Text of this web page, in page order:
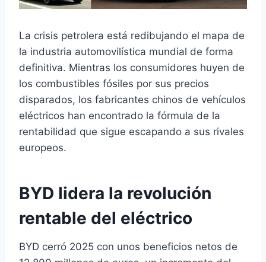
La crisis petrolera está redibujando el mapa de
la industria automovilística mundial de forma
definitiva. Mientras los consumidores huyen de
los combustibles fósiles por sus precios
disparados, los fabricantes chinos de vehículos
eléctricos han encontrado la fórmula de la
rentabilidad que sigue escapando a sus rivales
europeos.
BYD lidera la revolución
rentable del eléctrico
BYD cerró 2025 con unos beneficios netos de